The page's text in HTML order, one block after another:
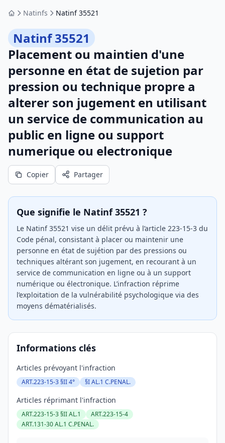
AccueilNatinfs Natinf 35521
Natinf 35521
Placement ou maintien d'une
personne en état de sujetion par
pression ou technique propre a
alterer son jugement en utilisant
un service de communication au
public en ligne ou support
numerique ou electronique
Copier Partager
Que signifie le Natinf 35521 ?
Le Natinf 35521 vise un délit prévu à l’article 223-15-3 du
Code pénal, consistant à placer ou maintenir une
personne en état de sujétion par des pressions ou
techniques altérant son jugement, en recourant à un
service de communication en ligne ou à un support
numérique ou électronique. L’infraction réprime
l’exploitation de la vulnérabilité psychologique via des
moyens dématérialisés.
Informations clés
Articles prévoyant l'infraction
ART.223-15-3 §II 4° §I AL.1 C.PENAL.
Articles réprimant l'infraction
ART.223-15-3 §II AL.1
ART.223-15-4
ART.131-30 AL.1 C.PENAL.